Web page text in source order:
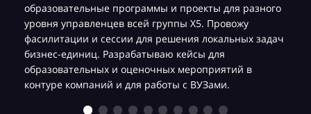
образовательные программы и проекты для разного
уровня управленцев всей группы Х5. Провожу
фасилитации и сессии для решения локальных задач
бизнес-единиц. Разрабатываю кейсы для
образовательных и оценочных мероприятий в
контуре компаний и для работы с ВУЗами.